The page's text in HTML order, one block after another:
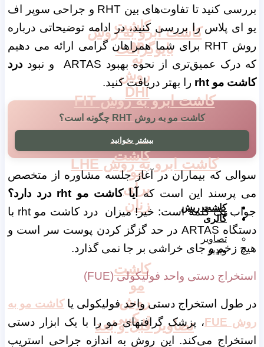
کاشت ابرو به روش
بایوگرافت
کاشت ابرو به روش FIT
کاشت ابرو به روش LHE
کاشت ریش
گالری
تصاویر
ویدیو
تصاویر قبل و بعد
کاشت
مو
به
روش
DHI
کاشت
مو
برای
زنان
کاشت
مو
روش
ترکیبی
بررسی کنید تا تفاوت‌های بین RHT و جراحی سوپر اف
یو ای پلاس را بررسی کنید، در ادامه توضیحاتی درباره
روش RHT برای شما همراهان گرامی ارائه می دهیم
که درک عمیق‌تری از نحوه بهبود ARTAS و نبود
درد
کاشت مو rht
را بهتر دریافت کنید.
کاشت مو به روش RHT چگونه است؟
بیشتر بخوانید
سوالی که بیماران در آغاز جلسه مشاوره از متخصص
می پرسند این است کهآیا کاشت مو rht درد دارد؟
جواب یک کلمه است: خیر! میزان درد کاشت مو rht با
دستگاه ARTAS در حد گزگز کردن پوست سر است و
هیچ زخم و جای خراشی بر جا نمی گذارد.
استخراج دستی واحد فولیکولی (FUE)
در طول استخراج دستی واحد فولیکولی یاکاشت مو به
روش FUE
، پزشک گرافتهای مو را با یک ابزار دستی
استخراج می‌کند. این روش به اندازه جراحی استریپ